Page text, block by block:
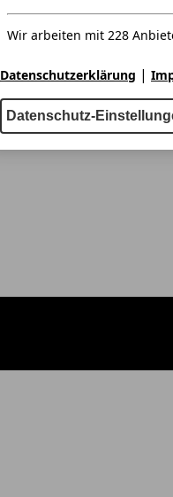
Wir arbeiten mit 228
Datenschutzerklärung |
Datenschutz-